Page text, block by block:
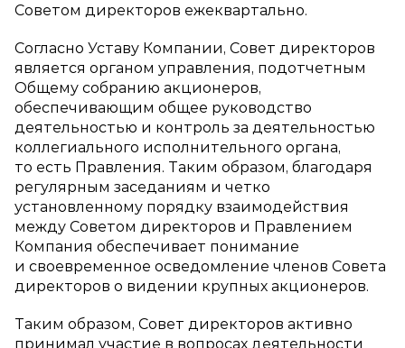
Советом директоров ежеквартально.
Согласно Уставу Компании, Совет директоров
является органом управления, подотчетным
Общему собранию акционеров,
обеспечивающим общее руководство
деятельностью и контроль за деятельностью
коллегиального исполнительного органа,
то есть Правления. Таким образом, благодаря
регулярным заседаниям и четко
установленному порядку взаимодействия
между Советом директоров и Правлением
Компания обеспечивает понимание
и своевременное осведомление членов Совета
директоров о видении крупных акционеров.
Таким образом, Совет директоров активно
принимал участие в вопросах деятельности